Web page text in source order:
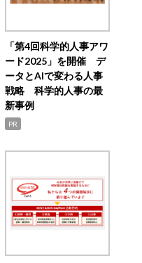
「第4回科学的人事アワ
ード2025」を開催 デ
ータとAIで変わる人事
戦略 科学的人事の最
新事例
PR